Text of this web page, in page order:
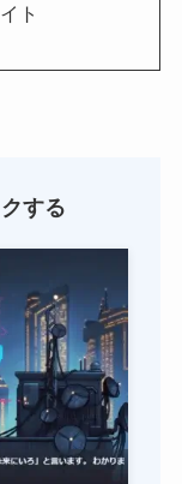
ト
する